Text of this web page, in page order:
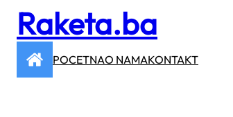
SkipRaketa.ba
POCETNAO NAMAKONTAKT